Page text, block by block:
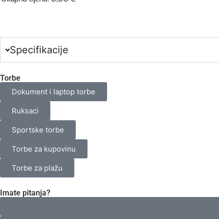
Your
total
0,00 €
Specifikacije
Torbe
Dokument i laptop torbe
Ruksaci
Sportske torbe
Torbe za kupovinu
Torbe za plažu
Imate pitanja?